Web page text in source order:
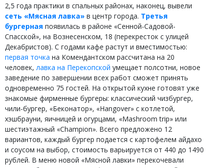
2,5 года практики в спальных районах, наконец, вывели
сеть «Мясная лавка» в центр города. Третья
бургерная появилась в районе «Сенной-Садовой-
Спасской», на Вознесенском, 18 (перекресток с улицей
Декабристов). С годами кафе растут и вместимостью:
первая точка на Комендантском рассчитана на 20
человек, лавка на Перекопской умещает полсотни, новое
заведение по завершении всех работ сможет принять
одновременно 75 гостей. На открытой кухне готовят уже
знакомые фирменные бургеры: классический чизбургер,
чили-бургер, «Беконатор», «Hangover» с котлетой,
хэшбрауни, яичницей и огурцами, «Mashroom trip» или
шестиэтажный «Champion». Всего предложено 12
вариантов, каждый бургер подается с картофелем айдахо
и соусом на выбор, стоимость варьируется от 440 до 1490
рублей. В меню новой «Мясной лавки» перекочевали